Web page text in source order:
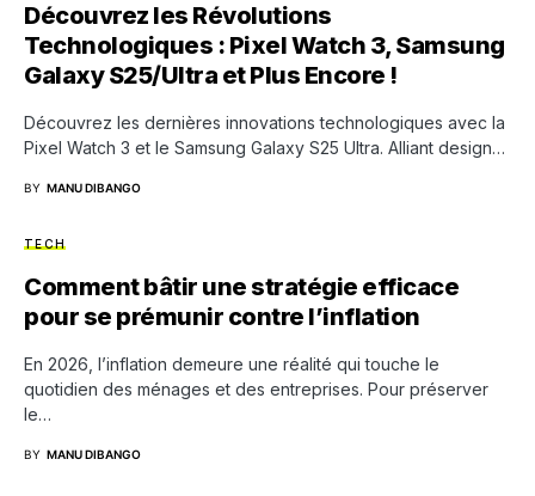
Découvrez les Révolutions
Technologiques : Pixel Watch 3, Samsung
Galaxy S25/Ultra et Plus Encore !
Découvrez les dernières innovations technologiques avec la
Pixel Watch 3 et le Samsung Galaxy S25 Ultra. Alliant design…
BY MANU DIBANGO
TECH
Comment bâtir une stratégie efficace
pour se prémunir contre l’inflation
En 2026, l’inflation demeure une réalité qui touche le
quotidien des ménages et des entreprises. Pour préserver
le…
BY MANU DIBANGO